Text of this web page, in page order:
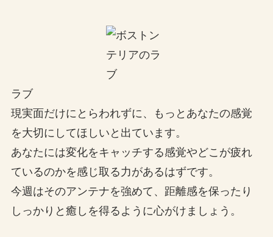
ラブ
現実面だけにとらわれずに、もっとあなたの感覚
を大切にしてほしいと出ています。
あなたには変化をキャッチする感覚やどこが疲れ
ているのかを感じ取る力があるはずです。
今週はそのアンテナを強めて、距離感を保ったり
しっかりと癒しを得るように心がけましょう。